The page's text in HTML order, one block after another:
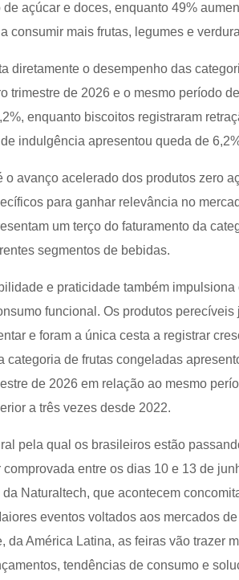
açúcar e doces, enquanto 49%
consumir mais frutas, legumes e
diretamente o desempenho das
trimestre de 2026 e o mesmo período
enquanto biscoitos registraram
indulgência apresentou queda de
o avanço acelerado dos produtos zero
para ganhar relevância no
um terço do faturamento da
segmentos de bebidas.
e praticidade também
funcional. Os produtos perecíveis
e foram a única cesta a registrar
categoria de frutas congeladas
de 2026 em relação ao mesmo
a três vezes desde 2022.
pela qual os brasileiros estão
entre os dias 10 e 13 de
Naturaltech, que acontecem
eventos voltados aos mercados
da América Latina, as feiras vão trazer
tendências de consumo e